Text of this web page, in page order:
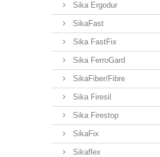
Sika Ergodur
SikaFast
Sika FastFix
Sika FerroGard
SikaFiber/Fibre
Sika Firesil
Sika Firestop
SikaFix
Sikaflex